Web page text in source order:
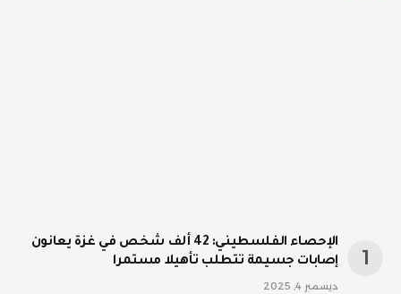
الإحصاء الفلسطيني: 42 ألف شخص في غزة يعانون
إصابات جسيمة تتطلب تأهيلا مستمرا
ديسمبر 4, 2025